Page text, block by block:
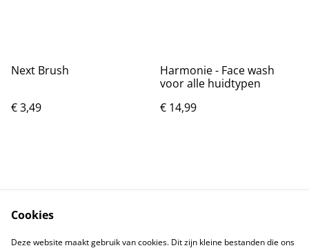
Next Brush
€ 3,49
Harmonie - Face wash
voor alle huidtypen
€ 14,99
Contact
Voorwaarden
Cookies
Deze website maakt gebruik van cookies. Dit zijn kleine bestanden die ons